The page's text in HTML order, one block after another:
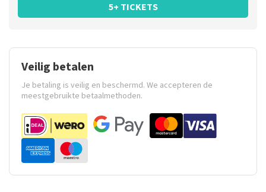
5+ TICKETS
Veilig betalen
Je betaling is veilig en beschermd. We accepteren de
meestgebruikte betaalmethoden.